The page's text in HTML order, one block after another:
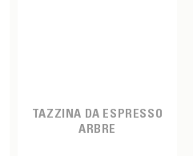
TAZZINA DA ESPRESSO
ARBRE